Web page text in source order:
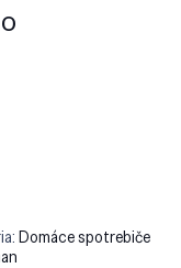
Domáce spotrebiče